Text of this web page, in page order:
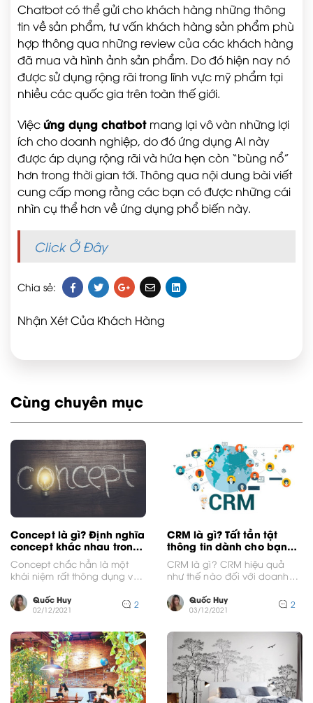
Chatbot có thể gửi cho khách hàng những thông
tin về sản phẩm, tư vấn khách hàng sản phẩm phù
hợp thông qua những review của các khách hàng
đã mua và hình ảnh sản phẩm. Do đó hiện nay nó
được sử dụng rộng rãi trong lĩnh vực mỹ phẩm tại
nhiều các quốc gia trên toàn thế giới.
Việc ứng dụng chatbot mang lại vô vàn những lợi
ích cho doanh nghiệp, do đó ứng dụng AI này
được áp dụng rộng rãi và hứa hẹn còn “bùng nổ”
hơn trong thời gian tới. Thông qua nội dung bài viết
cung cấp mong rằng các bạn có được những cái
nhìn cụ thể hơn về ứng dụng phổ biến này.
Click Ở Đây
Chia sẻ:
Nhận Xét Của Khách Hàng
Cùng chuyên mục
Concept là gì? Định nghĩa
concept khác nhau trong
một số lĩnh vực
Concept chắc hẳn là một
khái niệm rất thông dụng và
nhiên,...Quốc Huy
02/12/2021 2
CRM là gì? Tất tần tật
thông tin dành cho bạn
đọc về CRM
CRM là gì? CRM hiệu quả
như thế nào đối với doanh
nào?...Quốc Huy
03/12/2021 2